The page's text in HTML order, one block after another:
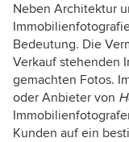
Neben Architektur
Bedeutung. Die
Verkauf stehenden
gemachten Fotos.
oder Anbieter von
Kunden auf ein